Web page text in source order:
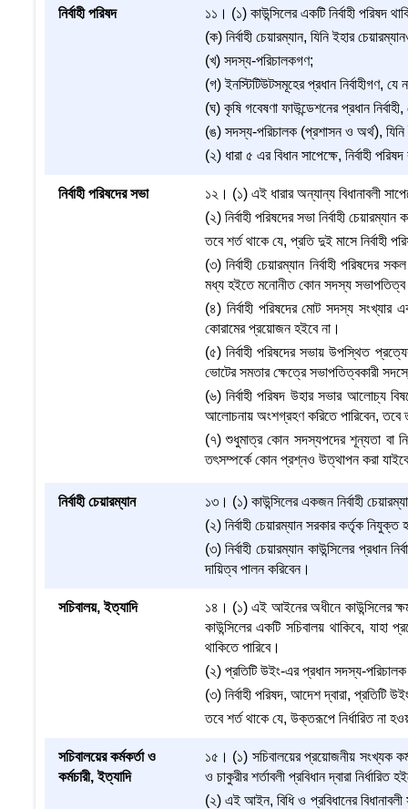
নির্বাহী পরিষদ
১১। (১) কাউন্সিলের একটি নির্বাহী পরিষদ
(ক) নির্বাহী চেয়ারম্যান, যিনি ইহার
(খ) সদস্য-পরিচালকগণ;
(গ) ইনস্টিটিউটসমূহের প্রধান নির্বাহীগণ,
(ঘ) কৃষি গবেষণা ফাউন্ডেশনের প্রধান
(ঙ) সদস্য-পরিচালক (প্রশাসন ও অর্থ),
(২) ধারা ৫ এর বিধান সাপেক্ষে, নির্বাহী
নির্বাহী পরিষদের সভা
১২। (১) এই ধারার অন্যান্য বিধানাবলী
(২) নির্বাহী পরিষদের সভা নির্বাহী
তবে শর্ত থাকে যে, প্রতি দুই মাসে নির্বাহী
(৩) নির্বাহী চেয়ারম্যান নির্বাহী
মধ্য হইতে মনোনীত কোন সদস্য সভাপতিত্ব
(৪) নির্বাহী পরিষদের মোট সদস্য
কোরামের প্রয়োজন হইবে না।
(৫) নির্বাহী পরিষদের সভায় উপস্থিত
ভোটের সমতার ক্ষেত্রে সভাপতিত্বকারী
(৬) নির্বাহী পরিষদ উহার সভার আলোচ্য
আলোচনায় অংশগ্রহণ করিতে পারিবেন, তবে
(৭) শুধুমাত্র কোন সদস্যপদের শূন্যতা বা
তৎসম্পর্কে কোন প্রশ্নও উত্থাপন করা
নির্বাহী চেয়ারম্যান
১৩। (১) কাউন্সিলের একজন নির্বাহী
(২) নির্বাহী চেয়ারম্যান সরকার কর্তৃক
(৩) নির্বাহী চেয়ারম্যান কাউন্সিলের প্রধান
দায়িত্ব পালন করিবেন।
সচিবালয়, ইত্যাদি
১৪। (১) এই আইনের অধীনে কাউন্সিলের
কাউন্সিলের একটি সচিবালয় থাকিবে,
থাকিতে পারিবে।
(২) প্রতিটি উইং-এর প্রধান সদস্য-পরিচালক
(৩) নির্বাহী পরিষদ, আদেশ দ্বারা, প্রতিটি
তবে শর্ত থাকে যে, উক্তরূপে নির্ধারিত না
সচিবালয়ের কর্মকর্তা ও
কর্মচারী, ইত্যাদি
১৫। (১) সচিবালয়ের প্রয়োজনীয় সংখ্যক
ও চাকুরীর শর্তাবলী প্রবিধান দ্বারা নির্ধারিত
(২) এই আইন, বিধি ও প্রবিধানের বিধানাবলী